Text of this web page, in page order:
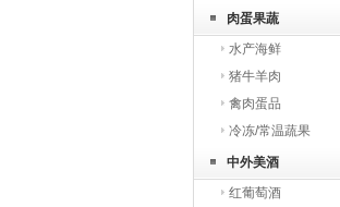
肉蛋果蔬
水产海鲜
猪牛羊肉
禽肉蛋品
冷冻/常温蔬果
中外美酒
红葡萄酒